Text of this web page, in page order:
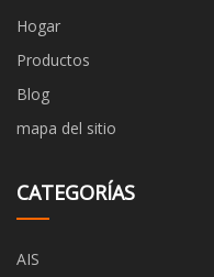
Hogar
Productos
Blog
mapa del sitio
CATEGORÍAS
AIS